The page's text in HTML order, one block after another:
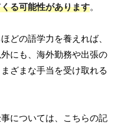
る可能性があります。
どの語学力を養えれば、
にも、海外勤務や出張の
ざまな手当を受け取れる
については、こちらの記